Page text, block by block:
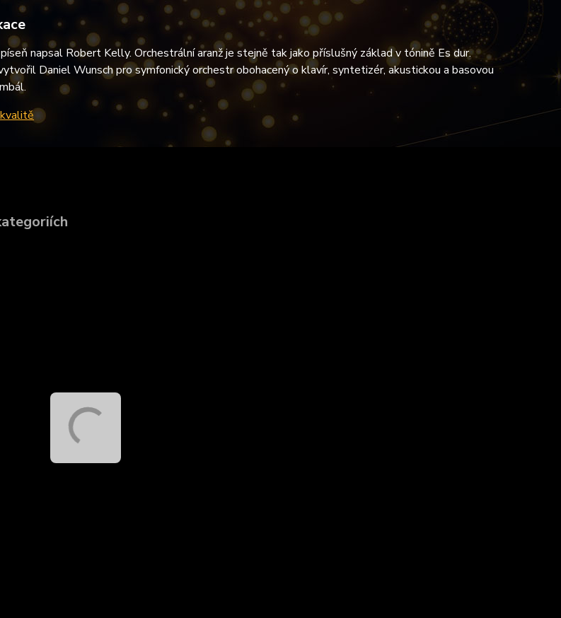
napsal Robert Kelly. Orchestrální aranž je stejně tak jako příslušný základ v tónině Es dur.
Daniel Wunsch pro symfonický orchestr obohacený o klavír, syntetizér, akustickou a basovou